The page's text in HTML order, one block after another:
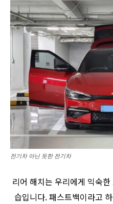
전기차 아닌 듯한 전기차
리어 해치는 우리에게 익숙
습입니다. 패스트백이라고